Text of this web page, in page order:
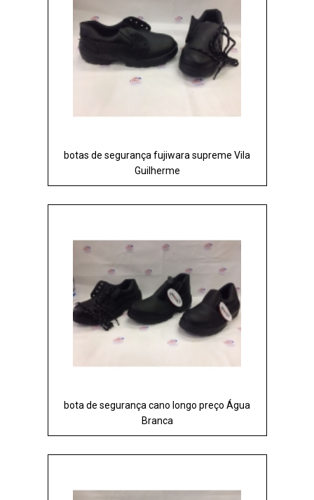
botas de segurança fujiwara supreme Vila
Guilherme
bota de segurança cano longo preço Água
Branca